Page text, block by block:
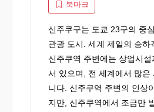
북마크
신주쿠구는 도쿄 23구의 중
관광 도시. 세계 제일의 승하
신주쿠역 주변에는 상업시
서 있으며, 전 세계에서 많은
니다. 신주쿠역 주변의 인상
지만, 신주쿠역에서 조금만